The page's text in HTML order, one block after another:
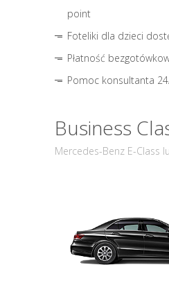
point
Foteliki dla dzieci
Płatność
Pomoc konsultanta
Business
Mercedes-Benz E-Class